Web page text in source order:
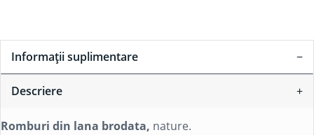
Descriere
Romburi din lana brodata, nature.
Informații suplimentare